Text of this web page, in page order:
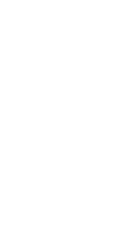
more:
a slnečníky za
bufetu
alkoholických a